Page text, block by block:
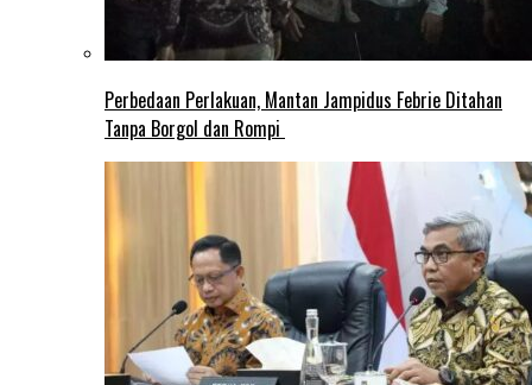
Perbedaan Perlakuan, Mantan Jampidus Febrie Ditahan
Tanpa Borgol dan Rompi